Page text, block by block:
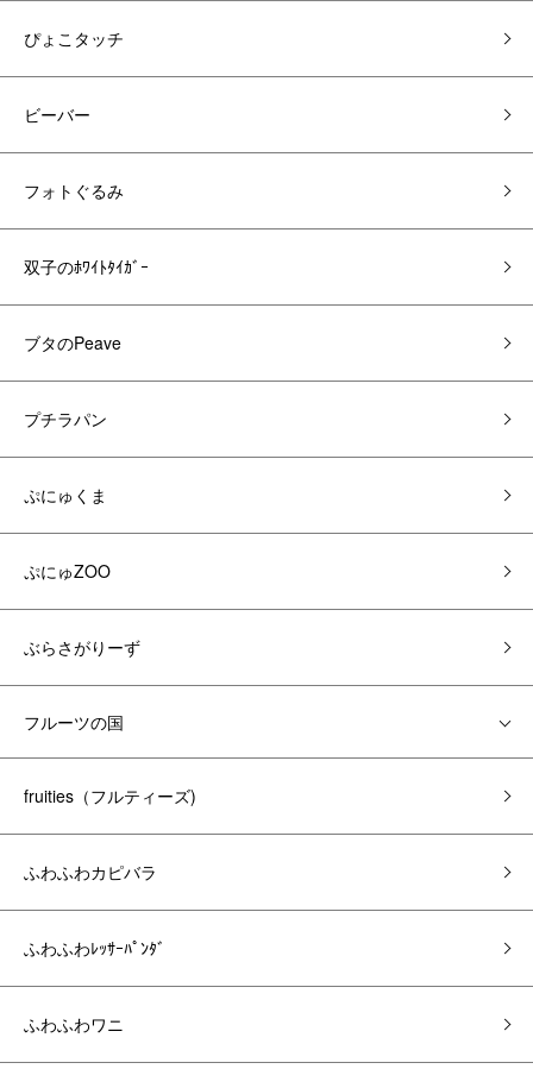
ぴょこタッチ
ビーバー
フォトぐるみ
双子のﾎﾜｲﾄﾀｲｶﾞｰ
ブタのPeave
プチラパン
ぷにゅくま
ぷにゅZOO
ぶらさがりーず
フルーツの国
fruities（フルティーズ)
ふわふわカピバラ
ふわふわﾚｯｻｰﾊﾟﾝﾀﾞ
ふわふわワニ